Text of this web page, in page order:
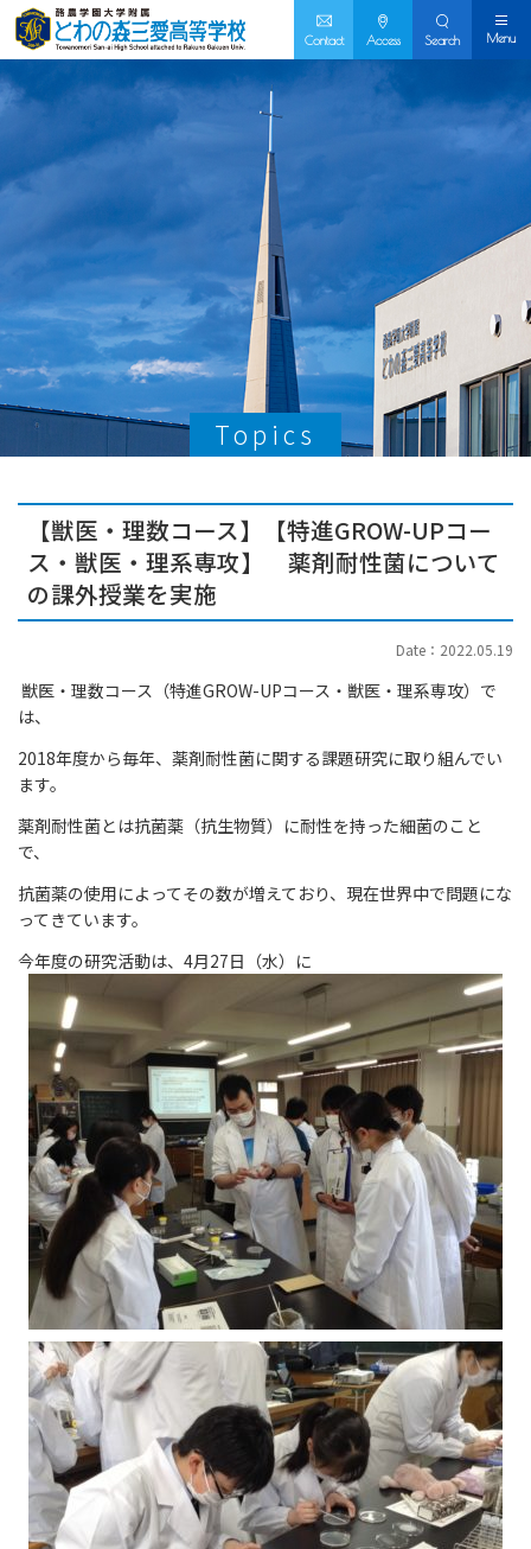
Contact Access Search Menu
Topics
【獣医・理数コース】【特進GROW-UPコー
ス・獣医・理系専攻】 薬剤耐性菌について
の課外授業を実施
Date：2022.05.19
獣医・理数コース（特進GROW-UPコース・獣医・理系専攻）で
は、
2018年度から毎年、薬剤耐性菌に関する課題研究に取り組んでい
ます。
薬剤耐性菌とは抗菌薬（抗生物質）に耐性を持った細菌のこと
で、
抗菌薬の使用によってその数が増えており、現在世界中で問題にな
ってきています。
今年度の研究活動は、4月27日（水）に